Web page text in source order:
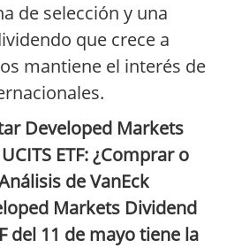
de selección y una
que crece a
mantiene el interés de
Developed Markets
ETF: ¿Comprar o
de VanEck
Markets Dividend
del 11 de mayo tiene la